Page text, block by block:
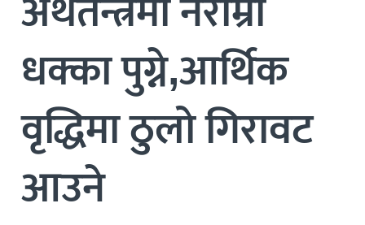
धक्का पुग्ने,आर्थिक
वृद्धिमा ठुलो गिरावट
आउने